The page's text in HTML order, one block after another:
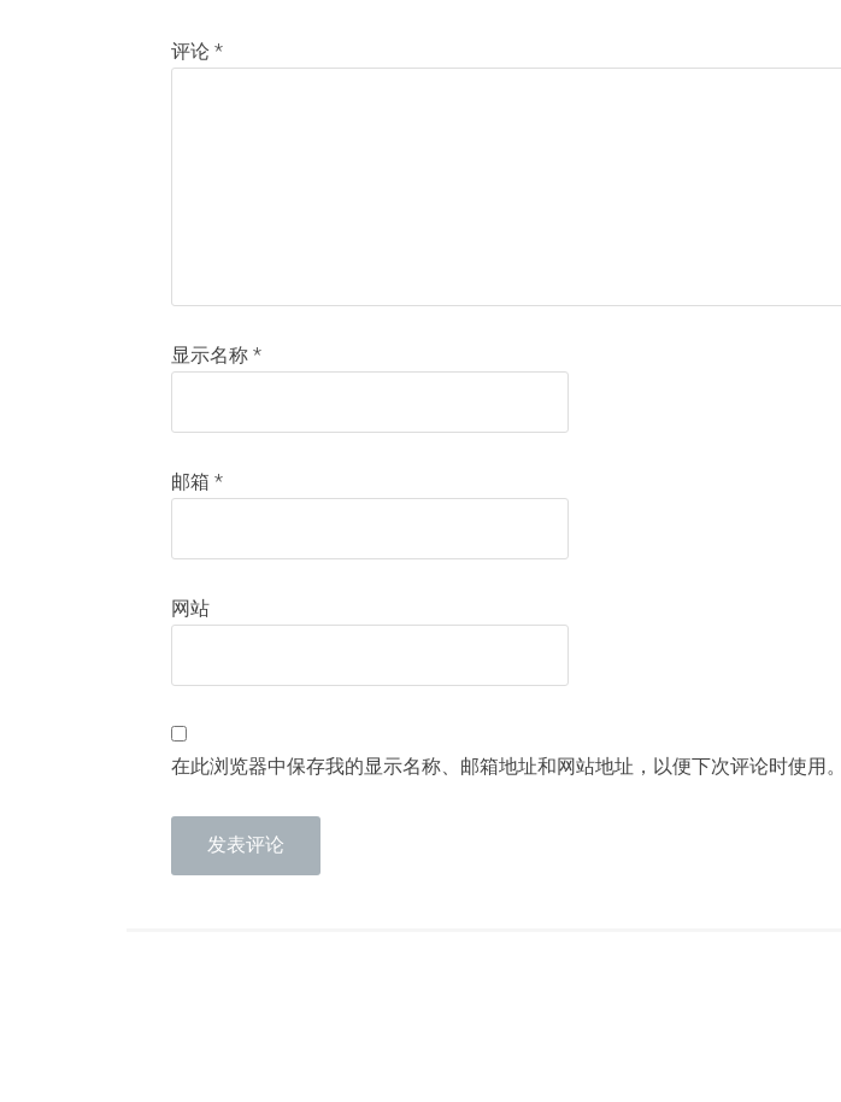
评论 *
显示名称 *
邮箱 *
网站
在此浏览器中保存我的显示名称、邮箱地址和网站地址，以便下次评论时使用。